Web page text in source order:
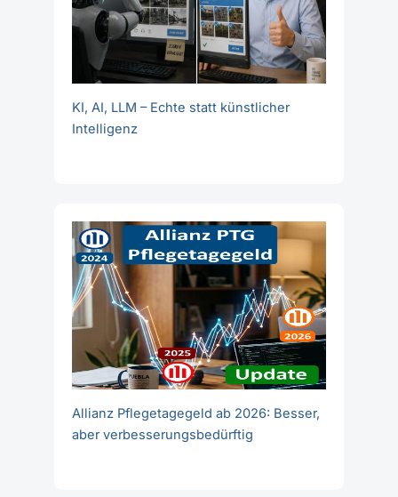
KI, AI, LLM – Echte statt künstlicher
Intelligenz
Allianz Pflegetagegeld ab 2026: Besser,
aber verbesserungsbedürftig